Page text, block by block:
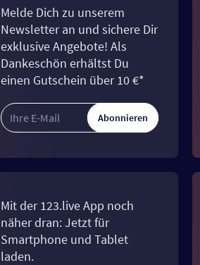
Melde Dich zu unserem
Newsletter an und sichere Dir
exklusive Angebote! Als
Dankeschön erhältst Du
einen Gutschein über 10 €*
Abonnieren
Mit der 123.live App noch
näher dran: Jetzt für
Smartphone und Tablet
laden.